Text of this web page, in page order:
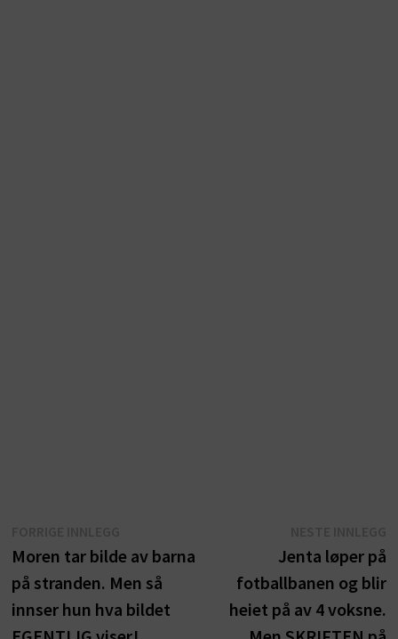
innlegg:
Moren tar bilde av barna
på stranden. Men så
innser hun hva bildet
Jenta løper på
fotballbanen og blir
heiet på av 4 voksne.